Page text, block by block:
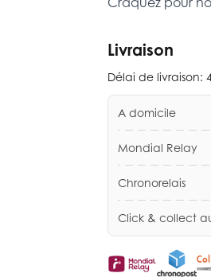
Livraison
Délai de livraison:
A domicile
Mondial Relay
Chronorelais
Click & collect